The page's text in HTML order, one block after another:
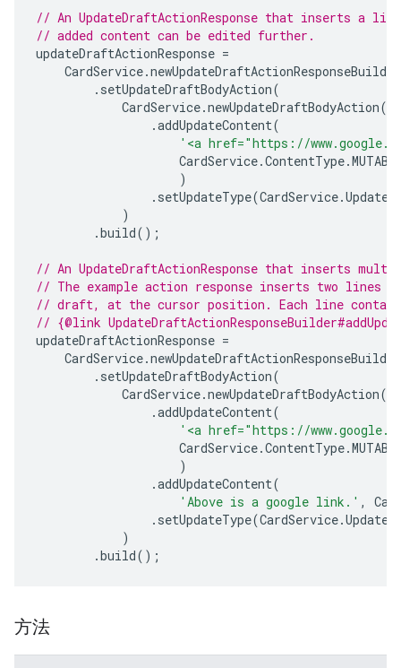
// An UpdateDraftActionResponse that inserts a
// added content can be edited further.
updateDraftActionResponse =
CardService.newUpdateDraftActionResponseBuilder
. setUpdateDraftBodyAction(
CardService.newUpdateDraftBodyAction()
.addUpdateContent(
'<a href="https://
CardService.ContentType.
)
. setUpdateType(CardService.
)
.build();
// An UpdateDraftActionResponse that inserts
// The example action response inserts two lines
// draft, at the cursor position. Each line
// {@link
updateDraftActionResponse =
CardService.newUpdateDraftActionResponseBuilder
. setUpdateDraftBodyAction(
CardService.newUpdateDraftBodyAction()
.addUpdateContent(
'<a href="https://
CardService.ContentType.
)
.addUpdateContent(
'Above is a google link.' ,
. setUpdateType(CardService.
)
.build();
方法